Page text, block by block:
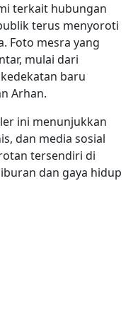
terkait hubungan
terus menyoroti
Foto mesra yang
mulai dari
baru
Arhan.
ini menunjukkan
dan media sosial
tersendiri di
dan gaya hidup